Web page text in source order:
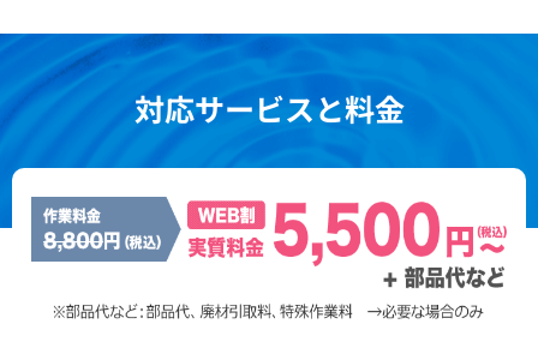
対応サービスと料金